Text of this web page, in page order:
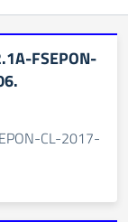
FSEPON-
CL-2017-